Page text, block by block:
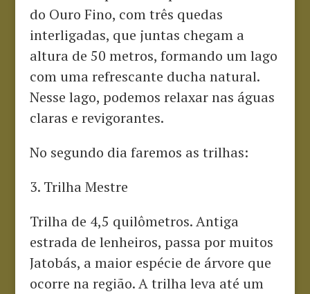
do Ouro Fino, com três quedas
interligadas, que juntas chegam a
altura de 50 metros, formando um lago
com uma refrescante ducha natural.
Nesse lago, podemos relaxar nas águas
claras e revigorantes.
No segundo dia faremos as trilhas:
3. Trilha Mestre
Trilha de 4,5 quilômetros. Antiga
estrada de lenheiros, passa por muitos
Jatobás, a maior espécie de árvore que
ocorre na região. A trilha leva até um